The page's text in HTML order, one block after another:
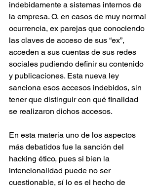
indebidamente a sistemas internos de
la empresa. O, en casos de muy normal
ocurrencia, ex parejas que conociendo
las claves de acceso de sus “ex”,
acceden a sus cuentas de sus redes
sociales pudiendo definir su contenido
y publicaciones. Esta nueva ley
sanciona esos accesos indebidos, sin
tener que distinguir con qué finalidad
se realizaron dichos accesos.
En esta materia uno de los aspectos
más debatidos fue la sanción del
hacking ético, pues si bien la
intencionalidad puede no ser
cuestionable, sí lo es el hecho de